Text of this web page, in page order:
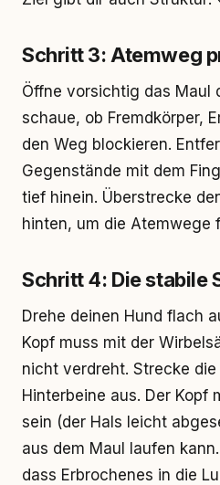
Schritt 3: Atemweg
Öffne vorsichtig das Maul
schaue, ob Fremdkörper,
den Weg blockieren.
Gegenstände mit dem
tief hinein. Überstrecke
hinten, um die Atemwege
Schritt 4: Die stabile
Drehe deinen Hund flach
Kopf muss mit der
nicht verdreht. Strecke die
Hinterbeine aus. Der Kopf
sein (der Hals leicht
aus dem Maul laufen
dass Erbrochenes in die